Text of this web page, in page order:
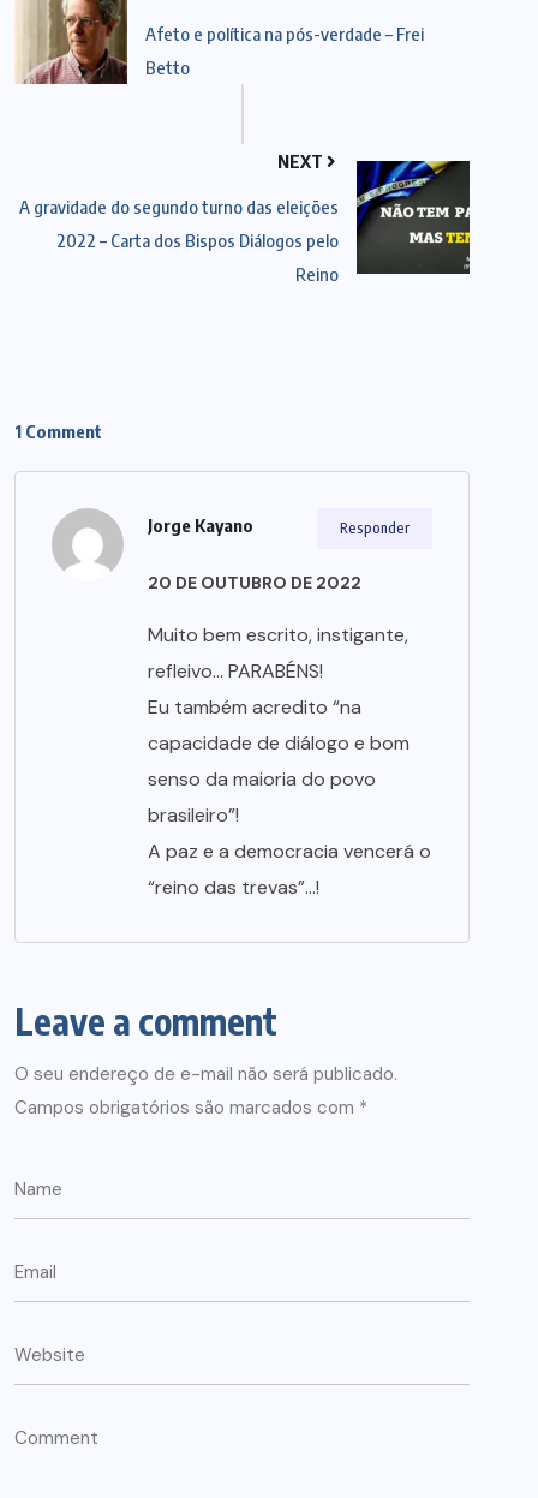
Afeto e política na pós-verdade – Frei
Betto
NEXT
A gravidade do segundo turno das eleições
2022 – Carta dos Bispos Diálogos pelo
Reino
1 Comment
Jorge Kayano
20 DE OUTUBRO DE 2022
Muito bem escrito, instigante,
refleivo… PARABÉNS!
Eu também acredito “na
capacidade de diálogo e bom
senso da maioria do povo
brasileiro”!
A paz e a democracia vencerá o
“reino das trevas”…!
Responder
Leave a comment
O seu endereço de e-mail não será publicado.
Campos obrigatórios são marcados com *